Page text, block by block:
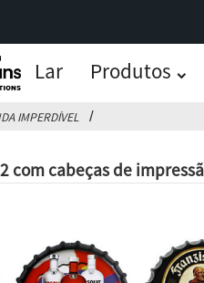
Lar Produtos
IMPERDÍVEL
com cabeças de